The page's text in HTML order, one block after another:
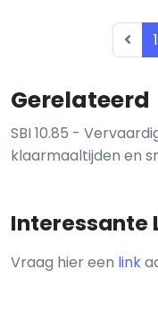
Gerelateerd
SBI 10.85 -
klaarmaaltijden en
Interessante
Vraag hier een link
1